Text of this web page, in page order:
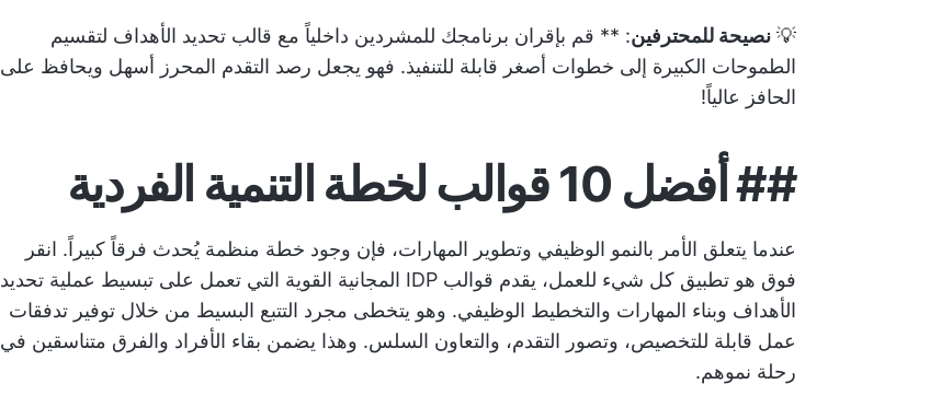
💡 نصيحة للمحترفين: ** قم بإقران برنامجك للمشردين داخلياً مع قالب تحديد الأهداف لتقسيم
الطموحات الكبيرة إلى خطوات أصغر قابلة للتنفيذ. فهو يجعل رصد التقدم المحرز أسهل ويحافظ على
الحافز عالياً!
## أفضل 10 قوالب لخطة التنمية الفردية
عندما يتعلق الأمر بالنمو الوظيفي وتطوير المهارات، فإن وجود خطة منظمة يُحدث فرقاً كبيراً. انقر
فوق
هو تطبيق كل شيء للعمل، يقدم قوالب IDP المجانية القوية التي تعمل على تبسيط عملية تحديد
الأهداف وبناء المهارات والتخطيط الوظيفي. وهو يتخطى مجرد التتبع البسيط من خلال توفير تدفقات
عمل قابلة للتخصيص، وتصور التقدم، والتعاون السلس. وهذا يضمن بقاء الأفراد والفرق متناسقين في
رحلة نموهم.